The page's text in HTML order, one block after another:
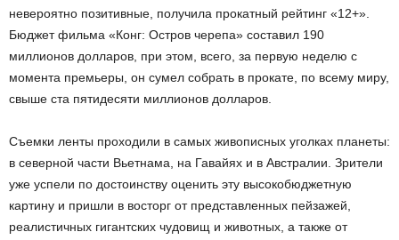
невероятно позитивные, получила прокатный рейтинг «12+».
Бюджет фильма «Конг: Остров черепа» составил 190
миллионов долларов, при этом, всего, за первую неделю с
момента премьеры, он сумел собрать в прокате, по всему миру,
свыше ста пятидесяти миллионов долларов.
Съемки ленты проходили в самых живописных уголках планеты:
в северной части Вьетнама, на Гавайях и в Австралии. Зрители
уже успели по достоинству оценить эту высокобюджетную
картину и пришли в восторг от представленных пейзажей,
реалистичных гигантских чудовищ и животных, а также от